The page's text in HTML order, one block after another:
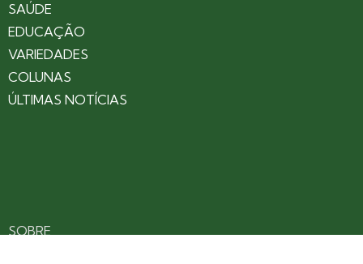
SAÚDE
EDUCAÇÃO
VARIEDADES
COLUNAS
ÚLTIMAS NOTÍCIAS
SOBRE